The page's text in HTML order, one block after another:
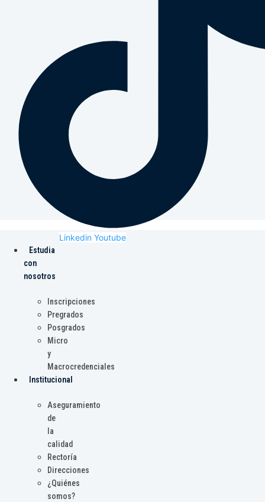
Linkedin Youtube
Estudia
con
nosotros
Inscripciones
Pregrados
Posgrados
Micro
y
Macrocredenciales
Institucional
Aseguramiento
de
la
calidad
Rectoría
Direcciones
¿Quiénes
somos?